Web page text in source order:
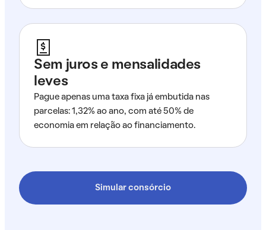
Sem juros e mensalidades
leves
Pague apenas uma taxa fixa já embutida nas
parcelas: 1,32% ao ano, com até 50% de
economia em relação ao financiamento.
Simular consórcio